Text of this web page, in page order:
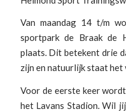
Van maandag 14 t/m
sportpark de Braak de
plaats. Dit betekent drie
zijn en natuurlijk staat
Voor de eerste keer
het Lavans Stadion. Wil